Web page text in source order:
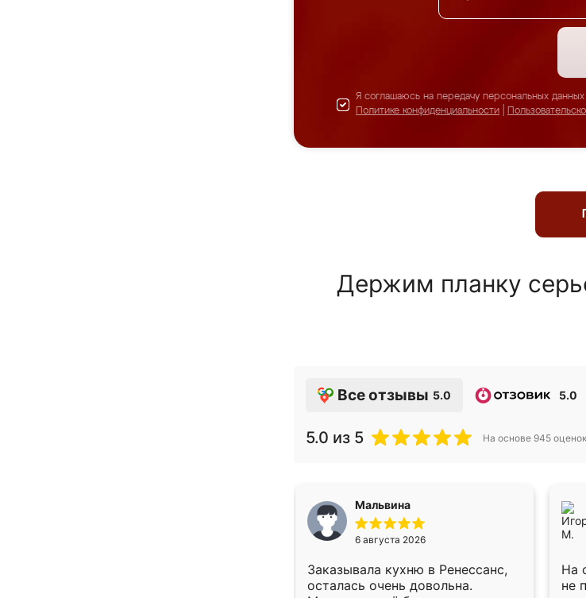
Я соглашаюсь на передачу персональных данных
Политике конфиденциальности
Держим планку
Все отзывы 5.0 5.0
5.0 из 5 На основе 945 оценок
Мальвина
6 августа 2026
Заказывала кухню в Ренессанс,
осталась очень довольна.
На
не